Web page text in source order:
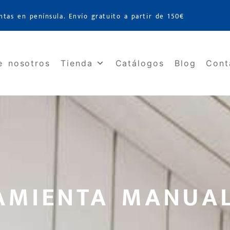
en península. Envío gratuito a partir de 150€
nosotros Tienda Catálogos Blog